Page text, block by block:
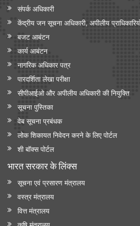
संपर्क अधिकारी
केंद्रीय जन सूचना अधिकारी, अपीलीय
बजट आबंटन
कार्य आबंटन
नागरिक अधिकार पत्र
पारदर्शिता लेखा परीक्षा
सीपीआईओ और अपी‍लीय अधिकारी की नियुक्ति
सूचना पुस्तिका
वेब सूचना प्रबंधक
लोक शिकायत निवेदन करने के लिए पोर्टल
शी बॉक्स पोर्टल
भारत सरकार के लिंक्‍स
सूचना एवं प्रसारण मंत्रालय
वस्त्र मंत्रालय
वित्त मंत्रालय